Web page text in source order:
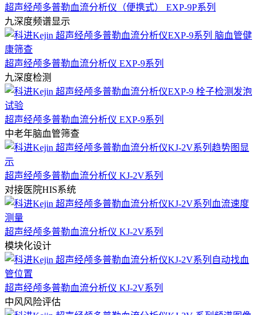
超声经颅多普勒血流分析仪（便携式） EXP-9P系列
九深度频谱显示
超声经颅多普勒血流分析仪 EXP-9系列
九深度检测
超声经颅多普勒血流分析仪 EXP-9系列
中老年脑血管筛查
超声经颅多普勒血流分析仪 KJ-2V系列
对接医院HIS系统
超声经颅多普勒血流分析仪 KJ-2V系列
模块化设计
超声经颅多普勒血流分析仪 KJ-2V系列
中风风险评估